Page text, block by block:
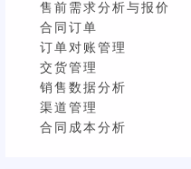
售前需求分析与报价
合同订单
订单对账管理
交货管理
销售数据分析
渠道管理
合同成本分析